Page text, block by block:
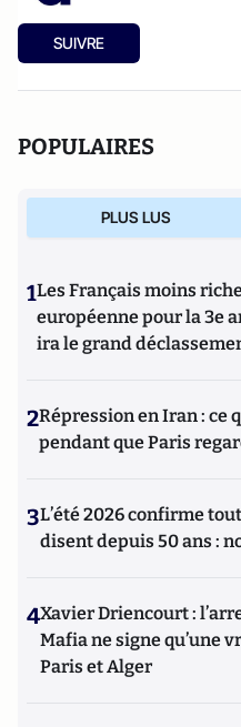
SUIVRE
POPULAIRES
PLUS LUS
1Les Français moins
européenne pour la 3e
ira le grand
2Répression en Iran : ce
pendant que Paris
3L’été 2026 confirme
disent depuis 50 ans :
4Xavier Driencourt :
Mafia ne signe qu’une
Paris et Alger